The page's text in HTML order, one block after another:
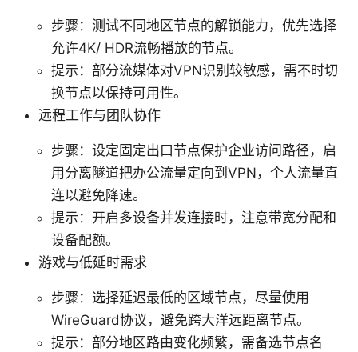
步骤：测试不同地区节点的解锁能力，优先选择
允许4K/ HDR流畅播放的节点。
提示：部分流媒体对VPN识别较敏感，需不时切
换节点以保持可用性。
远程工作与团队协作
步骤：设定固定出口节点保护企业访问路径，启
用分离隧道把办公流量定向到VPN，个人流量直
连以避免降速。
提示：开启多设备并发连接时，注意带宽分配和
设备配额。
游戏与低延时需求
步骤：选择延迟最低的区域节点，尽量使用
WireGuard协议，避免跨大洋远距离节点。
提示：部分地区路由变化频繁，需备选节点名